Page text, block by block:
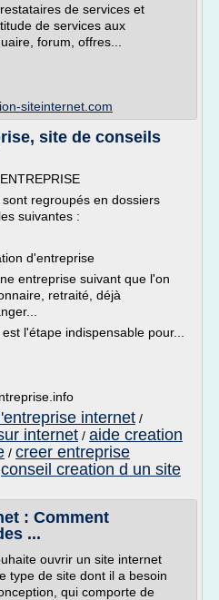
de services et
de services aux
forum, offres...
siteinternet.com
site de conseils
regroupés en dossiers
suivantes :
d'entreprise
entreprise suivant que l'on
retraité, déjà
l'étape indispensable pour...
internet /
internet / aide creation
/ creer entreprise
conseil creation d un site
: Comment
...
ouvrir un site internet
type de site dont il a besoin
qui comporte de